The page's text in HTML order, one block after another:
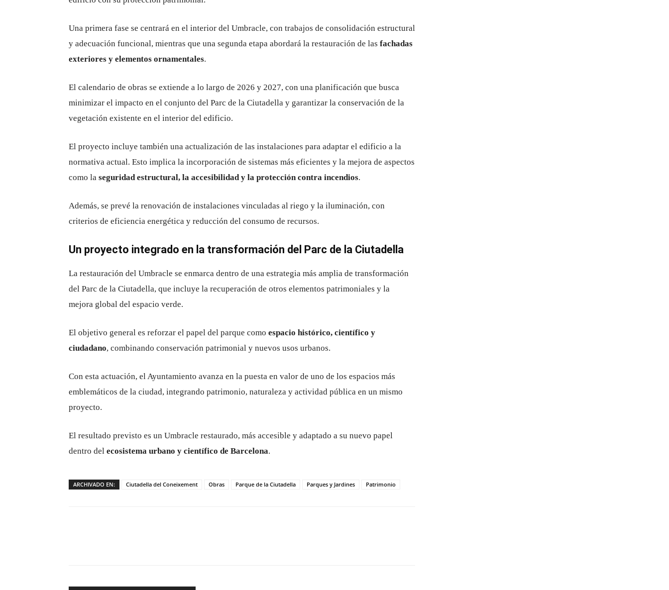
Una primera fase se centrará en el interior del Umbracle, con trabajos de consolidación estructural
y adecuación funcional, mientras que una segunda etapa abordará la restauración de las fachadas
exteriores y elementos ornamentales.
El calendario de obras se extiende a lo largo de 2026 y 2027, con una planificación que busca
minimizar el impacto en el conjunto del Parc de la Ciutadella y garantizar la conservación de la
vegetación existente en el interior del edificio.
El proyecto incluye también una actualización de las instalaciones para adaptar el edificio a la
normativa actual. Esto implica la incorporación de sistemas más eficientes y la mejora de aspectos
como la seguridad estructural, la accesibilidad y la protección contra incendios.
Además, se prevé la renovación de instalaciones vinculadas al riego y la iluminación, con
criterios de eficiencia energética y reducción del consumo de recursos.
Un proyecto integrado en la transformación del Parc de la Ciutadella
La restauración del Umbracle se enmarca dentro de una estrategia más amplia de transformación
del Parc de la Ciutadella, que incluye la recuperación de otros elementos patrimoniales y la
mejora global del espacio verde.
El objetivo general es reforzar el papel del parque como espacio histórico, científico y
ciudadano, combinando conservación patrimonial y nuevos usos urbanos.
Con esta actuación, el Ayuntamiento avanza en la puesta en valor de uno de los espacios más
emblemáticos de la ciudad, integrando patrimonio, naturaleza y actividad pública en un mismo
proyecto.
El resultado previsto es un Umbracle restaurado, más accesible y adaptado a su nuevo papel
dentro del ecosistema urbano y científico de Barcelona.
ARCHIVADO EN: Ciutadella del Coneixement Obras Parque de la Ciutadella Parques y Jardines Patrimonio